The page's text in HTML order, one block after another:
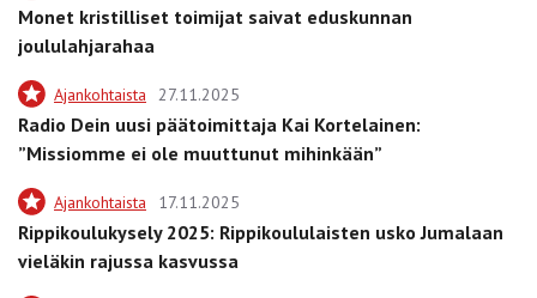
Monet kristilliset toimijat saivat eduskunnan
joululahjarahaa
Ajankohtaista 27.11.2025
Radio Dein uusi päätoimittaja Kai Kortelainen:
”Missiomme ei ole muuttunut mihinkään”
Ajankohtaista 17.11.2025
Rippikoulukysely 2025: Rippikoululaisten usko Jumalaan
vieläkin rajussa kasvussa